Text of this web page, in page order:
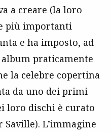
a creare (la loro
più importanti
e ha imposto, ad
praticamente
la celebre copertina
da uno dei primi
loro dischi è curato
Saville). L’immagine